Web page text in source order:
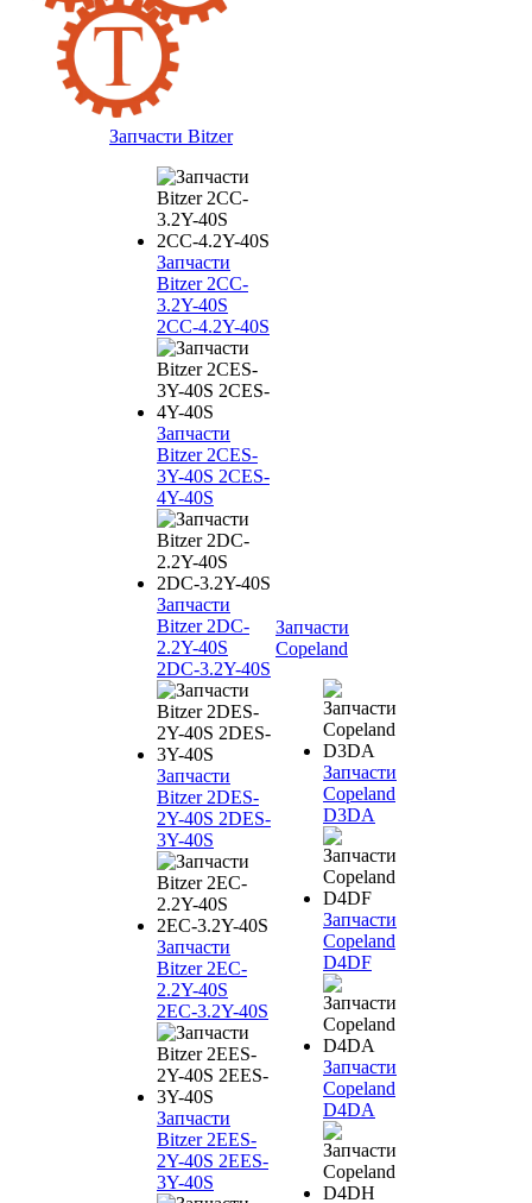
Запчасти Bitzer
Запчасти
Bitzer 2CC-
3.2Y-40S
2CC-4.2Y-40S
Запчасти
Bitzer 2CES-
3Y-40S 2CES-
4Y-40S
Запчасти
Bitzer 2DC-
2.2Y-40S
2DC-3.2Y-40S
Запчасти
Bitzer 2DES-
2Y-40S 2DES-
3Y-40S
Запчасти
Bitzer 2EC-
2.2Y-40S
2EC-3.2Y-40S
Запчасти
Bitzer 2EES-
2Y-40S 2EES-
3Y-40S
Запчасти
Copeland
Запчасти
Copeland
D3DA
Запчасти
Copeland
D4DF
Запчасти
Copeland
D4DA